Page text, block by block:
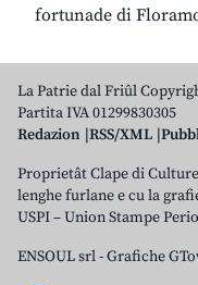
fortunade di
La Patrie dal Friûl
Partita IVA 01299830305
Redazion RSS/XML
Proprietât Clape di
lenghe furlane e cu la
USPI – Union Stampe
ENSOUL srl-Grafiche